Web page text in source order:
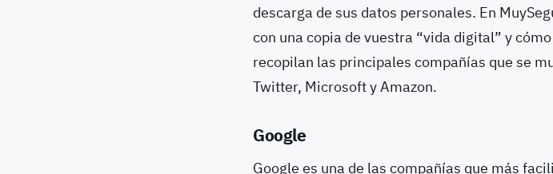
descarga de sus datos personales. En
con una copia de vuestra “vida digital” y
recopilan las principales compañías que se
Twitter, Microsoft y Amazon.
Google
Google es una de las compañías que más